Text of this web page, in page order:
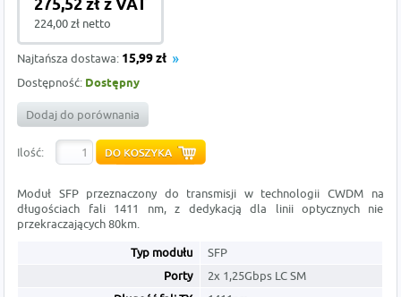
275,52 zł z VAT
224,00 zł netto
Najtańsza dostawa: 15,99 zł
Dostępność: Dostępny
Dodaj do porównania
Ilość:
Moduł SFP przeznaczony do transmisji w technologii CWDM na
długościach fali 1411 nm, z dedykacją dla linii optycznych nie
przekraczających 80km.
Typ modułu
SFP
Porty
2x 1,25Gbps LC SM